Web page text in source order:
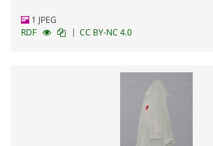
1 JPEG
RDF
| CC BY-NC 4.0